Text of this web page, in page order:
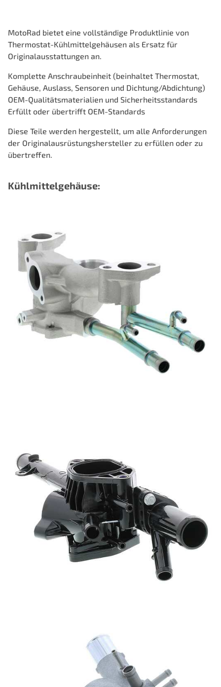
MotoRad bietet eine vollständige Produktlinie von
Thermostat-Kühlmittelgehäusen als Ersatz für
Originalausstattungen an.
Komplette Anschraubeinheit (beinhaltet Thermostat,
Gehäuse, Auslass, Sensoren und Dichtung/Abdichtung)
OEM-Qualitätsmaterialien und Sicherheitsstandards
Erfüllt oder übertrifft OEM-Standards
Diese Teile werden hergestellt, um alle Anforderungen
der Originalausrüstungshersteller zu erfüllen oder zu
übertreffen.
Kühlmittelgehäuse: